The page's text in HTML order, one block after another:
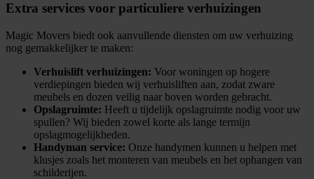
Extra services voor particuliere verhuizingen
Magic Movers biedt ook aanvullende diensten om uw verhuizing
nog gemakkelijker te maken:
Verhuislift verhuizingen: Voor woningen op hogere
verdiepingen bieden wij verhuisliften aan, zodat zware
meubels en dozen veilig naar boven worden gebracht.
Opslagruimte: Heeft u tijdelijk opslagruimte nodig voor uw
spullen? Wij bieden zowel korte als lange termijn
opslagmogelijkheden.
Handyman service: Onze handymen kunnen u helpen met
klusjes zoals het monteren van meubels en het ophangen van
schilderijen.